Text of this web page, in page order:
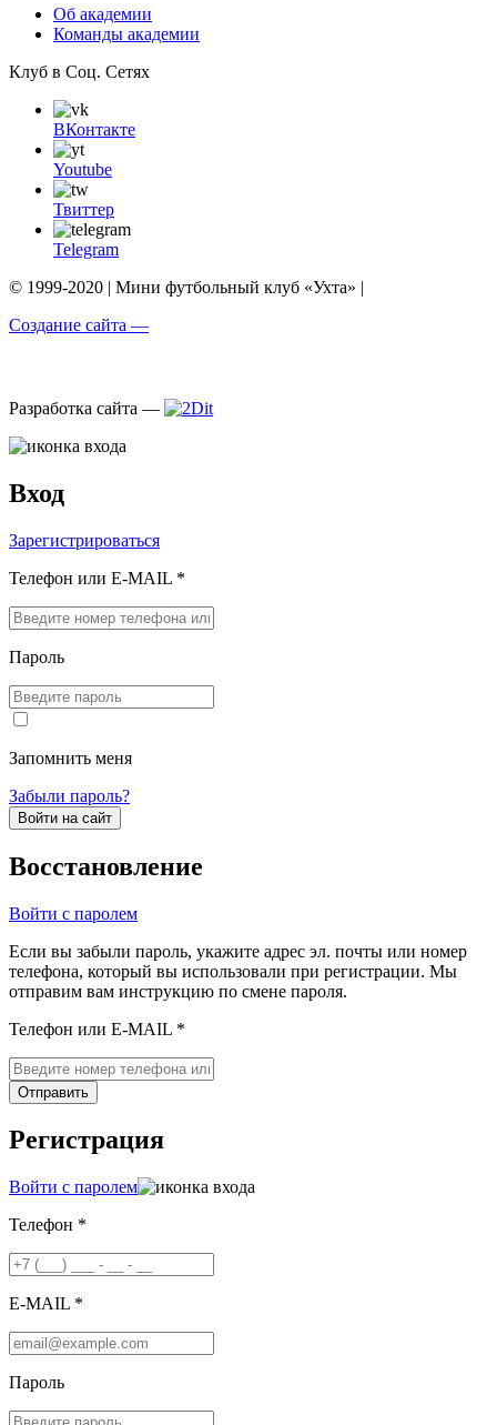
Об академии
Команды академии
Клуб в Соц. Сетях
ВКонтакте
Youtube
Твиттер
Telegram
© 1999-2020 | Мини футбольный клуб «Ухта» |
Создание сайта —
Разработка сайта —
Вход
Зарегистрироваться
Телефон или E-MAIL *
Пароль
Запомнить меня
Забыли пароль?
Войти на сайт
Восстановление
Войти с паролем
Если вы забыли пароль, укажите адрес эл. почты или номер
телефона, который вы использовали при регистрации. Мы
отправим вам инструкцию по смене пароля.
Телефон или E-MAIL *
Отправить
Регистрация
Войти с паролем
Телефон *
E-MAIL *
Пароль